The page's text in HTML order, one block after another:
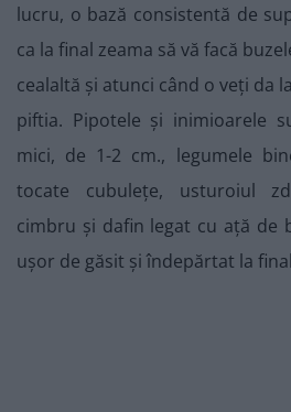
lucru, o bază consistentă de
ca la final zeama să vă facă
cealaltă și atunci când o veți da
piftia. Pipotele și inimioarele
mici, de 1-2 cm., legumele
tocate cubulețe, usturoiul
cimbru și dafin legat cu ață de
ușor de găsit și îndepărtat la